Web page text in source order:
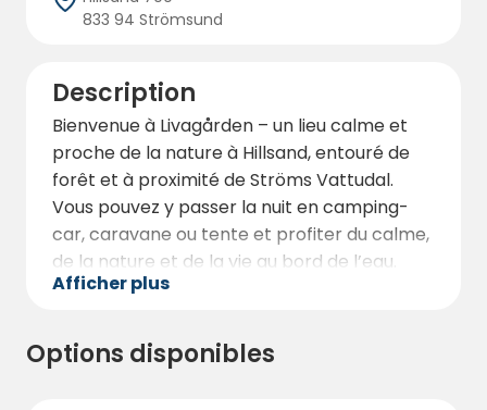
833 94 Strömsund
Description
Bienvenue à Livagården – un lieu calme et
proche de la nature à Hillsand, entouré de
forêt et à proximité de Ströms Vattudal.
Vous pouvez y passer la nuit en camping-
car, caravane ou tente et profiter du calme,
de la nature et de la vie au bord de l’eau.
Sur la propriété, il y a des emplacements
électrique, toilettes, douches et eau potable.
Afficher plus
Options disponibles